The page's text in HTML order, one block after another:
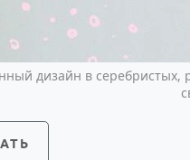
дизайн в серебристых,